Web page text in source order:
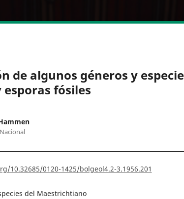
de algunos géneros y
esporas fósiles
10.32685/0120-1425/bolgeol4.2-3.1956.201
del Maestrichtiano